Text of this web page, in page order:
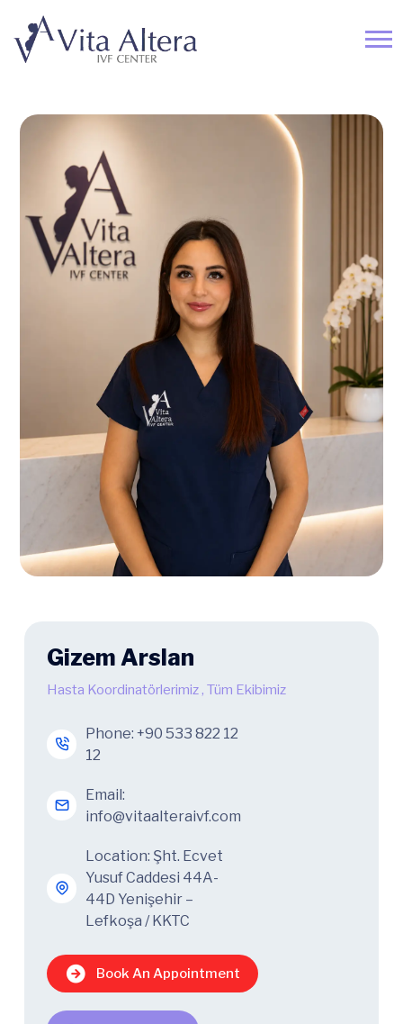
Gizem Arslan
Hasta Koordinatörlerimiz , Tüm Ekibimiz
Phone: +90 533 822 12
12
Email:
info@vitaalteraivf.com
Location: Şht. Ecvet
Yusuf Caddesi 44A-
44D Yenişehir –
Lefkoşa / KKTC
Book An Appointment